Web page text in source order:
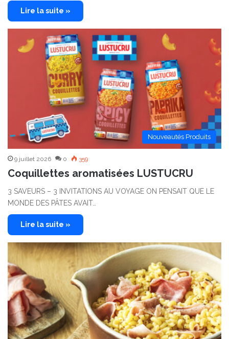
Lire la suite »
Nouveautés Produits
9 juillet 2026 0 359
Coquillettes aromatisées LUSTUCRU
3 SAVEURS – 3 INVITATIONS AU VOYAGE ON PENSAIT QUE LE
MONDE DES PÂTES AVAIT…
Lire la suite »